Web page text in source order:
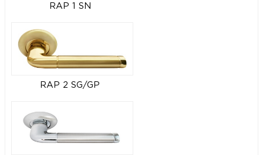
RAP 1 SN
RAP 2 SG/GP